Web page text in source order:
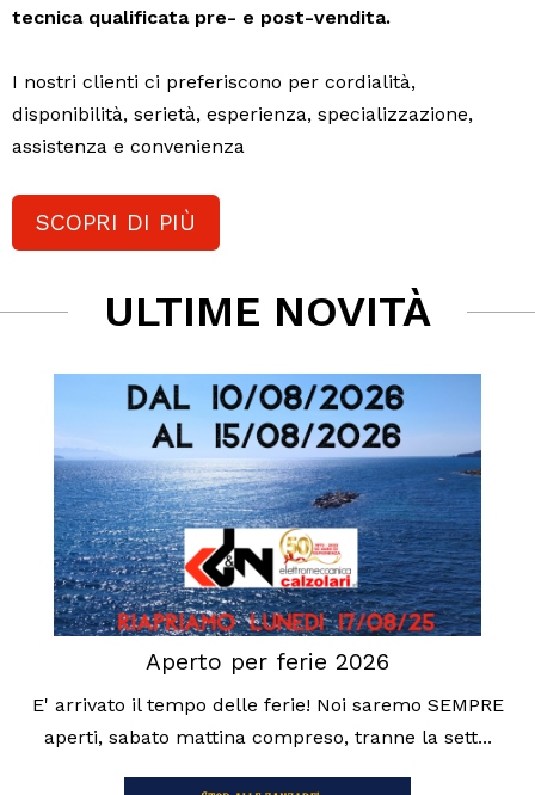
tecnica qualificata pre- e post-vendita.
I nostri clienti ci preferiscono per cordialità,
disponibilità, serietà, esperienza, specializzazione,
assistenza e convenienza
SCOPRI DI PIÙ
ULTIME NOVITÀ
Aperto per ferie 2026
E' arrivato il tempo delle ferie! Noi saremo SEMPRE
aperti, sabato mattina compreso, tranne la sett...